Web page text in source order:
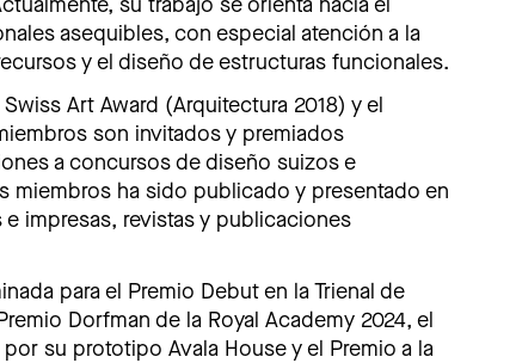
su trabajo se orienta hacia el
asequibles, con especial atención a la
y el diseño de estructuras funcionales.
Art Award (Arquitectura 2018) y el
son invitados y premiados
a concursos de diseño suizos e
miembros ha sido publicado y presentado en
impresas, revistas y publicaciones
para el Premio Debut en la Trienal de
Dorfman de la Royal Academy 2024, el
su prototipo Avala House y el Premio a la